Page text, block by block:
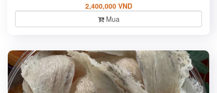
2,400,000 VND
Mua